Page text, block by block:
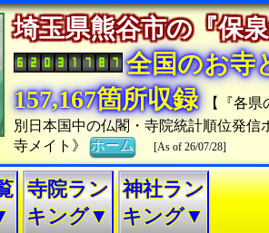
埼玉県熊谷市の『保
全国のお寺
157,167箇所収録
【『各
別日本国中の仏閣・寺院統計順位発信
寺メイト》ホーム [As of 26/07/28]
寺院ラン
キング▼
神社ラン
キング▼